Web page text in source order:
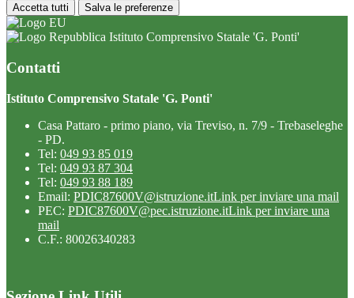
Accetta tutti Salva le preferenze
Istituto Comprensivo Statale 'G. Ponti'
Contatti
Istituto Comprensivo Statale 'G. Ponti'
Casa Pattaro - primo piano, via Treviso, n. 7/9 - Trebaseleghe
- PD.
Tel: 049 93 85 019
Tel: 049 93 87 304
Tel: 049 93 88 189
Email: PDIC87600V@istruzione.itLink per inviare una mail
PEC: PDIC87600V@pec.istruzione.itLink per inviare una
mail
C.F.: 80026340283